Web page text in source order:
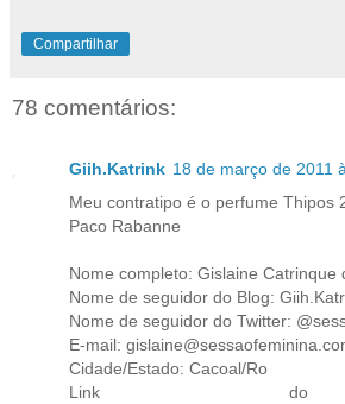
Compartilhar
78 comentários:
Giih.Katrink 18 de março de 2011
Meu contratipo é o perfume Thipos
Paco Rabanne
Nome completo: Gislaine Catrinque
Nome de seguidor do Blog:
Nome de seguidor do Twitter:
E-mail:
Cidade/Estado: Cacoal/Ro
Link